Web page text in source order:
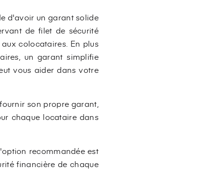
d'avoir un garant solide
de filet de sécurité
colocataires. En plus
un garant simplifie
vous aider dans votre
son propre garant,
chaque locataire dans
recommandée est
financière de chaque